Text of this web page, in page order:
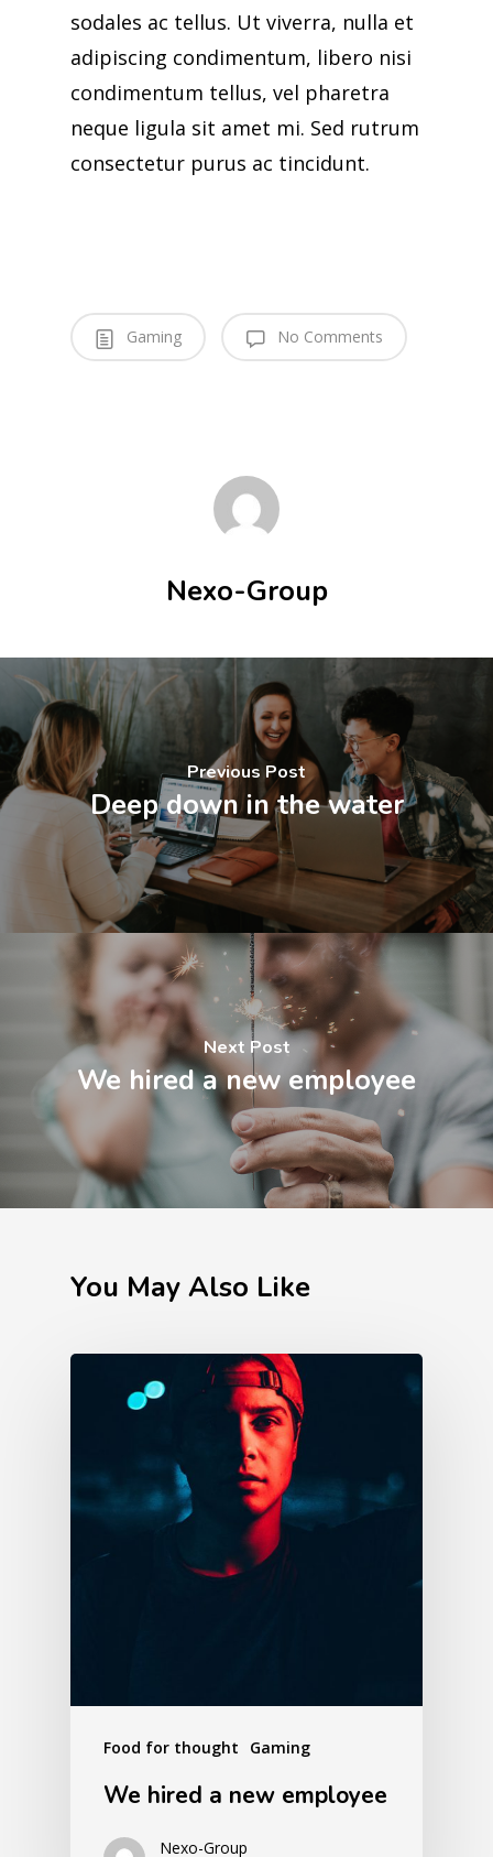
sodales ac tellus. Ut viverra, nulla et
adipiscing condimentum, libero nisi
condimentum tellus, vel pharetra
neque ligula sit amet mi. Sed rutrum
consectetur purus ac tincidunt.
Gaming No Comments
Nexo-Group
Previous Post
Deep down in the water
Next Post
We hired a new employee
You May Also Like
Food for thought Gaming
We hired a new employee
Nexo-Group